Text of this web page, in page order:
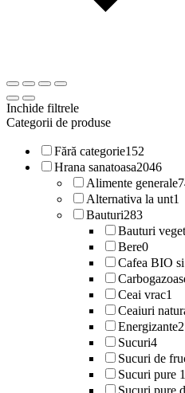
Inchide filtrele
Categorii de produse
Fără categorie152
Hrana sanatoasa2046
Alimente generale
Alternativa la unt1
Bauturi283
Bauturi
Bere0
Cafea BIO
Ceai vrac1
Ceaiuri
Energizante2
Sucuri4
Sucuri de
Sucuri pure